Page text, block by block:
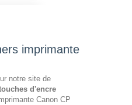
imprimante
notre site de
d'encre
Canon CP